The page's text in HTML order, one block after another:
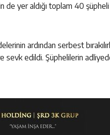
de yer aldığı toplam 40
ardından serbest
sevk edildi. Şüphelilerin